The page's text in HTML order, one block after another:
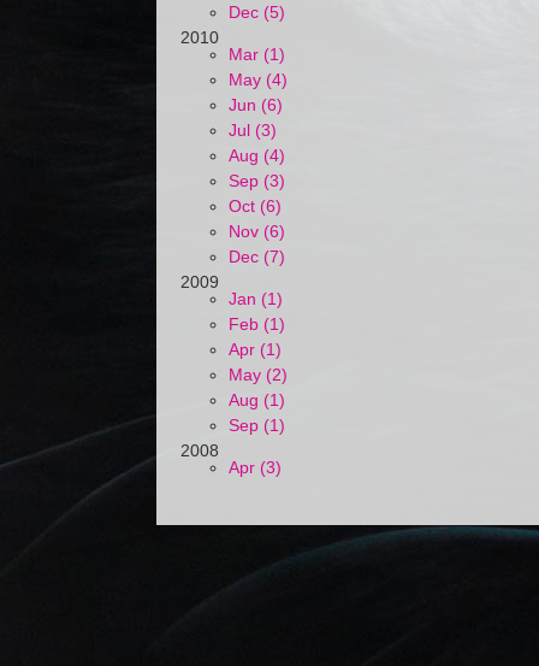
Dec (5)
2010
Mar (1)
May (4)
Jun (6)
Jul (3)
Aug (4)
Sep (3)
Oct (6)
Nov (6)
Dec (7)
2009
Jan (1)
Feb (1)
Apr (1)
May (2)
Aug (1)
Sep (1)
2008
Apr (3)